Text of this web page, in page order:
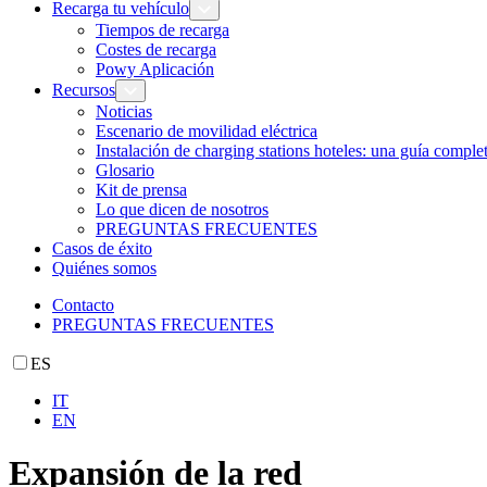
Recarga tu vehículo
Tiempos de recarga
Costes de recarga
Powy Aplicación
Recursos
Noticias
Escenario de movilidad eléctrica
Instalación de charging stations hoteles: una guía
Glosario
Kit de prensa
Lo que dicen de nosotros
PREGUNTAS FRECUENTES
Casos de éxito
Quiénes somos
Contacto
PREGUNTAS FRECUENTES
ES
IT
EN
Expansión de la red